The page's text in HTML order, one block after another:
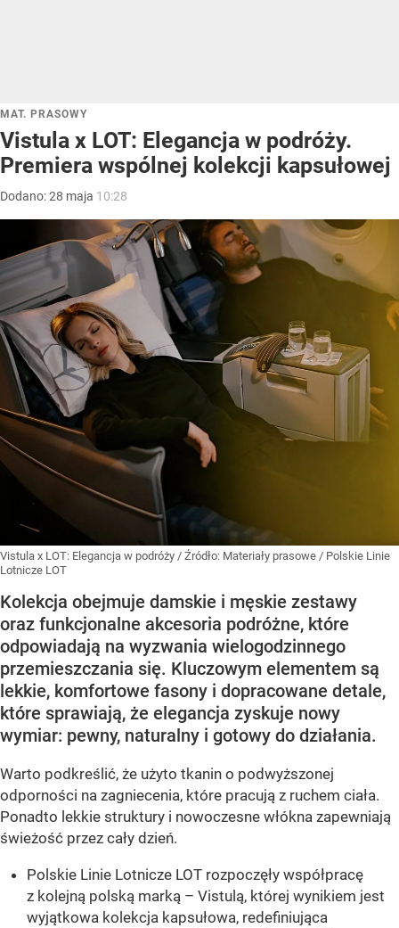
MAT. PRASOWY
Vistula x LOT: Elegancja w podróży.
Premiera wspólnej kolekcji kapsułowej
Dodano:28 maja 10:28
Vistula x LOT: Elegancja w podróży / Źródło: Materiały prasowe / Polskie Linie
Lotnicze LOT
Kolekcja obejmuje damskie i męskie zestawy
oraz funkcjonalne akcesoria podróżne, które
odpowiadają na wyzwania wielogodzinnego
przemieszczania się. Kluczowym elementem są
lekkie, komfortowe fasony i dopracowane detale,
które sprawiają, że elegancja zyskuje nowy
wymiar: pewny, naturalny i gotowy do działania.
Warto podkreślić, że użyto tkanin o podwyższonej
odporności na zagniecenia, które pracują z ruchem ciała.
Ponadto lekkie struktury i nowoczesne włókna zapewniają
świeżość przez cały dzień.
Polskie Linie Lotnicze LOT rozpoczęły współpracę
z kolejną polską marką – Vistulą, której wynikiem jest
wyjątkowa kolekcja kapsułowa, redefiniująca